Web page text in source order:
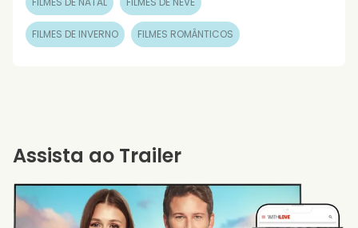
FILMES DE INVERNO FILMES ROMÂNTICOS
Assista ao Trailer